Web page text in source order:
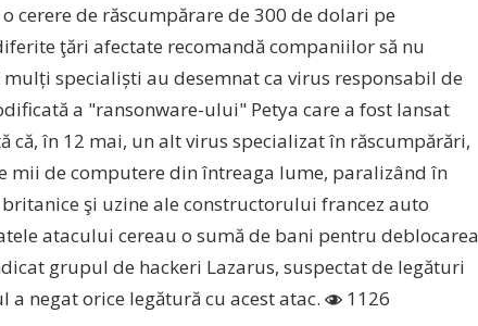
cerere de răscumpărare de 300 de dolari pe
ţări afectate recomandă companiilor să nu
specialiști au desemnat ca virus responsabil de
a "ransonware-ului" Petya care a fost lansat
în 12 mai, un alt virus specializat în răscumpărări,
mii de computere din întreaga lume, paralizând în
şi uzine ale constructorului francez auto
atacului cereau o sumă de bani pentru deblocarea
grupul de hackeri Lazarus, suspectat de legături
a negat orice legătură cu acest atac.
1126